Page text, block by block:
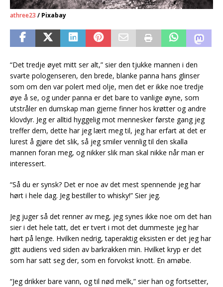
athree23 / Pixabay
“Det tredje øyet mitt ser alt,” sier den tjukke mannen i den
svarte pologenseren, den brede, blanke panna hans glinser
som om den var polert med olje, men det er ikke noe tredje
øye å se, og under panna er det bare to vanlige øyne, som
utstråler en dumskap man gjerne finner hos krøtter og andre
klovdyr. Jeg er alltid hyggelig mot mennesker første gang jeg
treffer dem, dette har jeg lært meg til, jeg har erfart at det er
lurest å gjøre det slik, så jeg smiler vennlig til den skalla
mannen foran meg, og nikker slik man skal nikke når man er
interessert.
“Så du er synsk? Det er noe av det mest spennende jeg har
hørt i hele dag. Jeg bestiller to whisky!” Sier jeg.
Jeg juger så det renner av meg, jeg synes ikke noe om det han
sier i det hele tatt, det er tvert i mot det dummeste jeg har
hørt på lenge. Hvilken nedrig, taperaktig eksisten er det jeg har
gitt audiens ved siden av barkrakken min. Hvilket kryp er det
som har satt seg der, som en forvokst knott. En amøbe.
“Jeg drikker bare vann, og til nød melk,” sier han og fortsetter,